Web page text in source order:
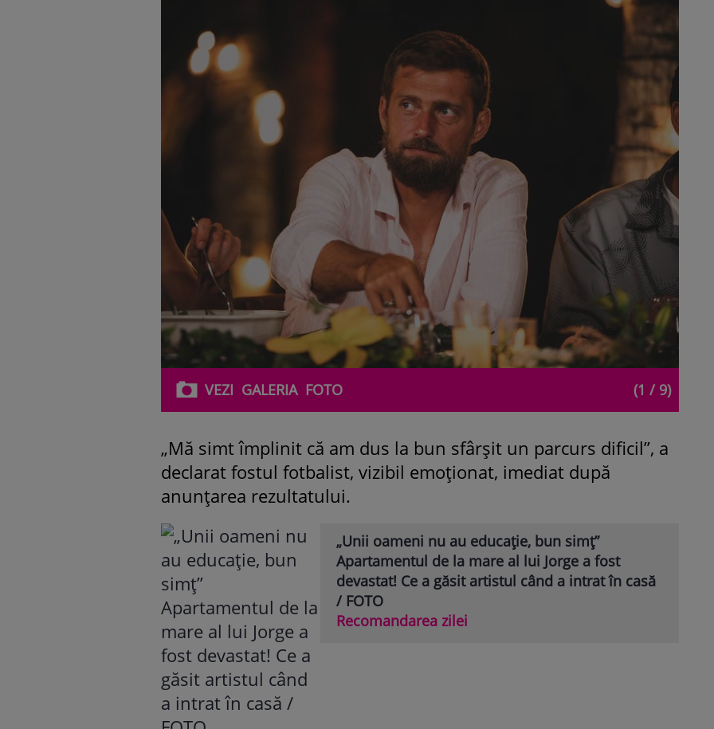
VEZI GALERIAFOTO (1 / 9)
„Mă simt împlinit că am dus la bun sfârșit un parcurs dificil”, a
declarat fostul fotbalist, vizibil emoționat, imediat după
anunțarea rezultatului.
„Unii oameni nu au educație, bun simț”
Apartamentul de la mare al lui Jorge a fost
devastat! Ce a găsit artistul când a intrat în casă
/ FOTO
Recomandarea zilei